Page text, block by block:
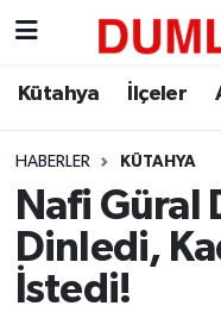
Kütahya İlçeler
HABERLER KÜTAHYA
Nafi Güral
Dinledi,
İstedi!
Asayiş
Diğer
Dünya
Eğitim
Kütahya Hava
Kütahya Trafik
Süper Lig Puan
Tüm Manşetler